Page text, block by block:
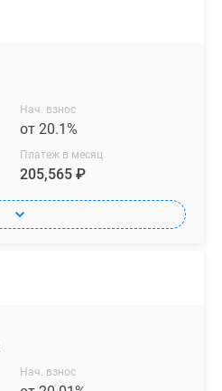
Нач. взнос
от 20.1%
Платеж в месяц
205,565 ₽
Нач. взнос